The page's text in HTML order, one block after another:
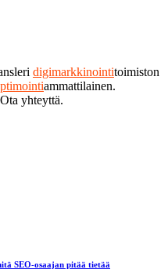
digimarkkinointitoimiston
ammattilainen.
yhteyttä.
SEO-osaajan pitää tietää